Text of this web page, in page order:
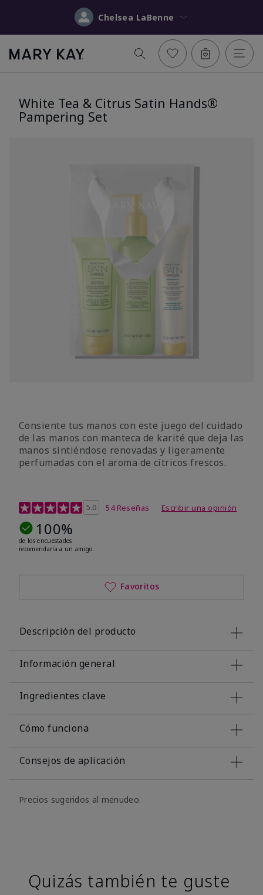
Chelsea LaBenne
White Tea & Citrus Satin Hands®
Pampering Set
Consiente tus manos con este juego del cuidado
de las manos con manteca de karité que deja las
manos sintiéndose renovadas y ligeramente
perfumadas con el aroma de cítricos frescos.
Calificación de clientes de 4,7 de 5
5.0 54 Reseñas Escribir una opinión
100%
de los encuestados
recomendaría a un amigo.
Favoritos
Descripción del producto
Información general
Ingredientes clave
Cómo funciona
Consejos de aplicación
Precios sugeridos al menudeo.
Quizás también te guste